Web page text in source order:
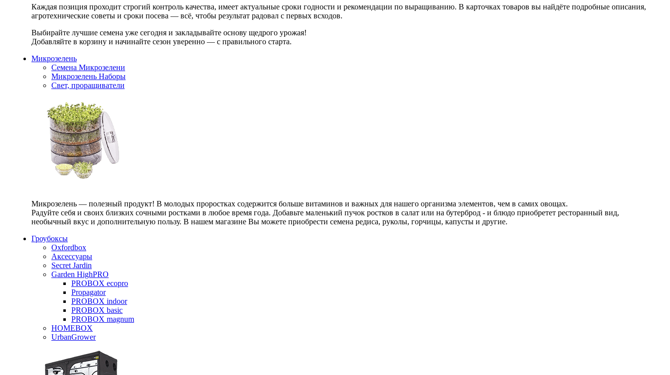
Каждая позиция проходит строгий контроль качества, имеет актуальные сроки годности и рекомендации по выращиванию. В карточках товаров вы найдёте подробные описания,
агротехнические советы и сроки посева — всё, чтобы результат радовал с первых всходов.
Выбирайте лучшие семена уже сегодня и закладывайте основу щедрого урожая!
Добавляйте в корзину и начинайте сезон уверенно — с правильного старта.
Микрозелень
Семена Микрозелени
Микрозелень Наборы
Свет, проращиватели
Микрозелень — полезный продукт! В молодых проростках содержится больше витаминов и важных для нашего организма элементов, чем в самих овощах.
Радуйте себя и своих близких сочными ростками в любое время года. Добавьте маленький пучок ростков в салат или на бутерброд - и блюдо приобретет ресторанный вид,
необычный вкус и дополнительную пользу. В нашем магазине Вы можете приобрести семена редиса, руколы, горчицы, капусты и другие.
Гроубоксы
Oxfordbox
Аксессуары
Secret Jardin
Garden HighPRO
PROBOX ecopro
Propagator
PROBOX indoor
PROBOX basic
PROBOX magnum
HOMEBOX
UrbanGrower